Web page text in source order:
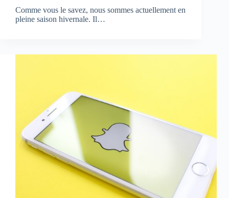
Comme vous le savez, nous sommes actuellement en
pleine saison hivernale. Il…